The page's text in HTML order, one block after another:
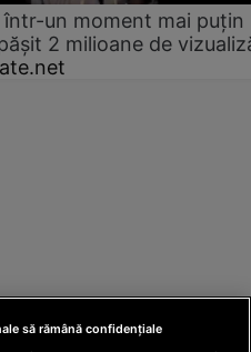
un moment mai puțin
2 milioane de
să rămână confidențiale